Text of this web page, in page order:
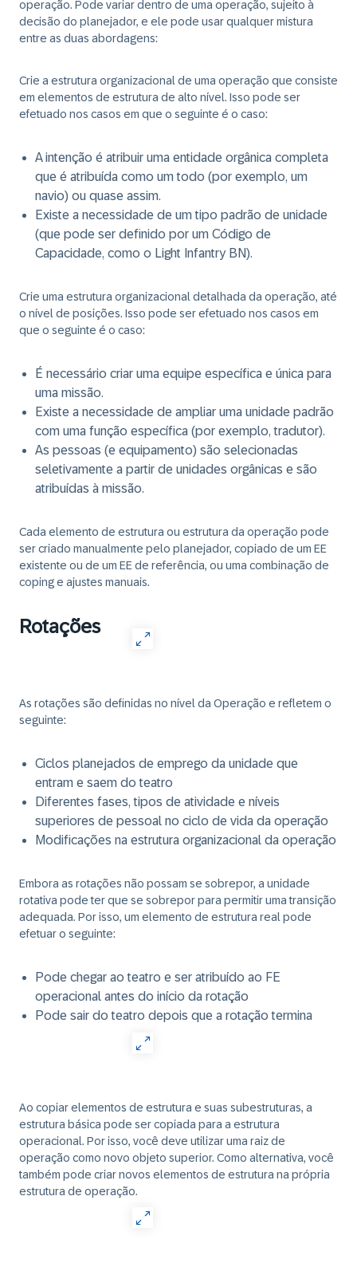
operação. Pode variar dentro de uma operação, sujeito à
decisão do planejador, e ele pode usar qualquer mistura
entre as duas abordagens:
Crie a estrutura organizacional de uma operação que consiste
em elementos de estrutura de alto nível. Isso pode ser
efetuado nos casos em que o seguinte é o caso:
A intenção é atribuir uma entidade orgânica completa
que é atribuída como um todo (por exemplo, um
navio) ou quase assim.
Existe a necessidade de um tipo padrão de unidade
(que pode ser definido por um Código de
Capacidade, como o Light Infantry BN).
Crie uma estrutura organizacional detalhada da operação, até
o nível de posições. Isso pode ser efetuado nos casos em
que o seguinte é o caso:
É necessário criar uma equipe específica e única para
uma missão.
Existe a necessidade de ampliar uma unidade padrão
com uma função específica (por exemplo, tradutor).
As pessoas (e equipamento) são selecionadas
seletivamente a partir de unidades orgânicas e são
atribuídas à missão.
Cada elemento de estrutura ou estrutura da operação pode
ser criado manualmente pelo planejador, copiado de um EE
existente ou de um EE de referência, ou uma combinação de
coping e ajustes manuais.
Rotações
As rotações são definidas no nível da Operação e refletem o
seguinte:
Ciclos planejados de emprego da unidade que
entram e saem do teatro
Diferentes fases, tipos de atividade e níveis
superiores de pessoal no ciclo de vida da operação
Modificações na estrutura organizacional da operação
Embora as rotações não possam se sobrepor, a unidade
rotativa pode ter que se sobrepor para permitir uma transição
adequada. Por isso, um elemento de estrutura real pode
efetuar o seguinte:
Pode chegar ao teatro e ser atribuído ao FE
operacional antes do início da rotação
Pode sair do teatro depois que a rotação termina
Ao copiar elementos de estrutura e suas subestruturas, a
estrutura básica pode ser copiada para a estrutura
operacional. Por isso, você deve utilizar uma raiz de
operação como novo objeto superior. Como alternativa, você
também pode criar novos elementos de estrutura na própria
estrutura de operação.